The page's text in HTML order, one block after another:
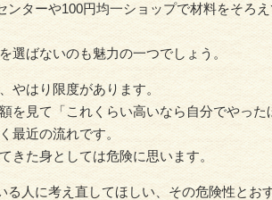
ターや100円均一ショップで材料をそろ
選ばないのも魅力の一つでしょう。
やはり限度があります。
を見て「これくらい高いなら自分でやっ
最近の流れです。
きた身としては危険に思います。
人に考え直してほしい、その危険性とお